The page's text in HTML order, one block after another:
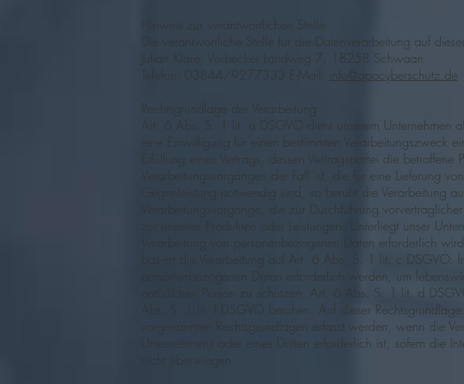
Hinweis zur verantwortlichen Stelle
Die verantwortliche Stelle für die Datenverarbeitung auf
Julian Klare, Vorbecker Landweg 7, 18258 Schwaan
Telefon: 03844/9277333 E-Mail: info@apocyberschutz.de
Rechtsgrundlage der Verarbeitung
Art. 6 Abs. S. 1 lit. a DSGVO dient unserem Unternehmen
eine Einwilligung für einen bestimmten Verarbeitungszweck
Erfüllung eines Vertrags, dessen Vertragspartei die
Verarbeitungsvorgängen der Fall ist, die für eine Lieferung
Gegenleistung notwendig sind, so beruht die
Verarbeitungsvorgänge, die zur Durchführung
zur unseren Produkten oder Leistungen. Unterliegt unser
Verarbeitung von personenbezogenen Daten erforderlich
basiert die Verarbeitung auf Art. 6 Abs. S. 1 lit. c DSGVO.
personenbezogenen Daten erforderlich werden, um
natürlichen Person zu schützen, Art. 6 Abs. S. 1 lit. d
Abs. S. 1 lit. f DSGVO beruhen. Auf dieser
vorgenannten Rechtsgrundlagen erfasst werden, wenn die
Unternehmens oder eines Dritten erforderlich ist, sofern die
nicht überwiegen.